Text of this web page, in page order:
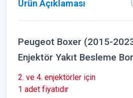
Ürün Açıklaması
Peugeot Boxer (2015-
Enjektör Yakıt Besleme
2. ve 4. enjektörler için
1 adet fiyatıdır